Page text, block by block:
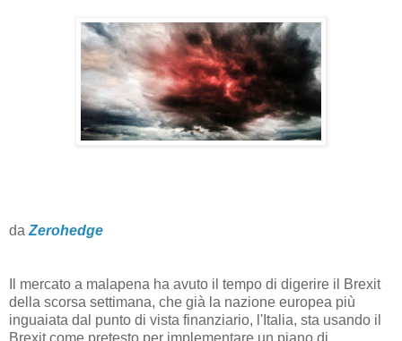
da Zerohedge
Il mercato a malapena ha avuto il tempo di digerire il Brexit
della scorsa settimana, che già la nazione europea più
inguaiata dal punto di vista finanziario, l'Italia, sta usando il